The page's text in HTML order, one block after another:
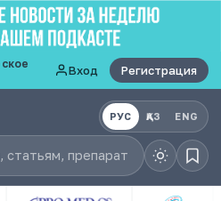
Вход Регистрация
РУС ҚАЗ ENG